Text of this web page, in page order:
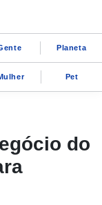
Planeta
Pet
do